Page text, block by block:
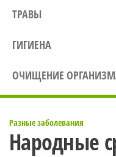
ТРАВЫ
ГИГИЕНА
ОЧИЩЕНИЕ
Разные заболевания
Народные